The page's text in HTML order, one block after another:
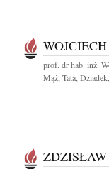
prof. dr hab. inż.
Mąż, Tata,
ZDZISŁAW